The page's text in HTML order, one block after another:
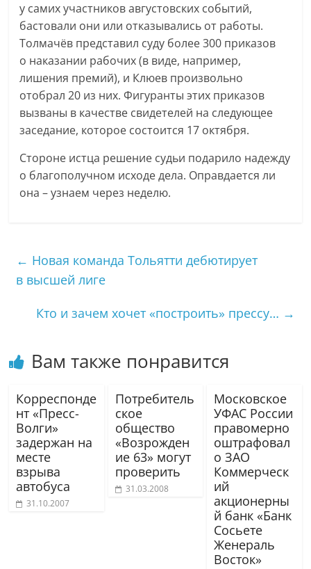
у самих участников августовских событий,
бастовали они или отказывались от работы.
Толмачёв представил суду более 300 приказов
о наказании рабочих (в виде, например,
лишения премий), и Клюев произвольно
отобрал 20 из них. Фигуранты этих приказов
вызваны в качестве свидетелей на следующее
заседание, которое состоится 17 октября.
Стороне истца решение судьи подарило надежду
о благополучном исходе дела. Оправдается ли
она – узнаем через неделю.
← Новая команда Тольятти дебютирует
в высшей лиге
Кто и зачем хочет «построить» прессу… →
Вам также понравится
Корреспонде
нт «Пресс-
Волги»
задержан на
месте
взрыва
автобуса
31.10.2007
Потребитель
ское
общество
«Возрожден
ие 63» могут
проверить
31.03.2008
Московское
УФАС России
правомерно
оштрафовал
о ЗАО
Коммерческ
ий
акционерны
й банк «Банк
Сосьете
Женераль
Восток»